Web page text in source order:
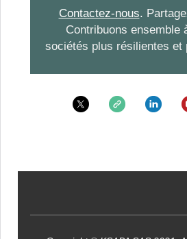
Contactez-nous.
Contribuons ensemble
sociétés plus résilientes et